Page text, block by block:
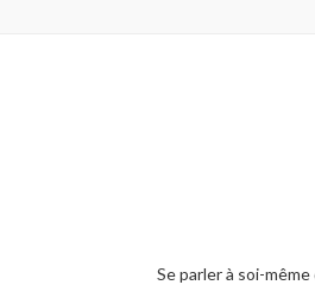
Se parler à soi-